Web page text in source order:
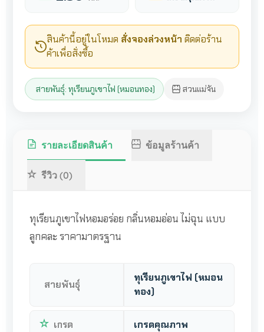
สินค้านี้อยู่ในโหมด สั่งจองล่วงหน้า ติดต่อร้าน
ค้าเพื่อสั่งซื้อ
สายพันธุ์: ทุเรียนภูเขาไฟ (หมอนทอง) สวนแม่จัน
รายละเอียดสินค้า ข้อมูลร้านค้า
รีวิว (0)
ทุเรียนภูเขาไฟหอมอร่อย กลิ่นหอมอ่อน ไม่ฉุน แบบ
ลูกคละ ราคามาตรฐาน
สายพันธุ์
ทุเรียนภูเขาไฟ (หมอน
ทอง)
เกรด เกรดคุณภาพ